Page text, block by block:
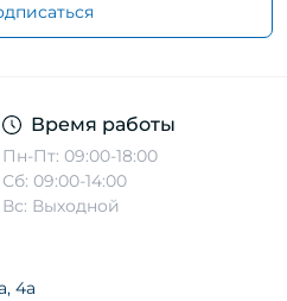
Время работы
Пн-Пт: 09:00-18:00
Сб: 09:00-14:00
Вс: Выходной
4а